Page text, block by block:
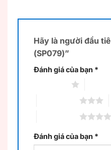
Hãy là người đầu
(SP079)”
Đánh giá của bạn *
Đánh giá của bạn *